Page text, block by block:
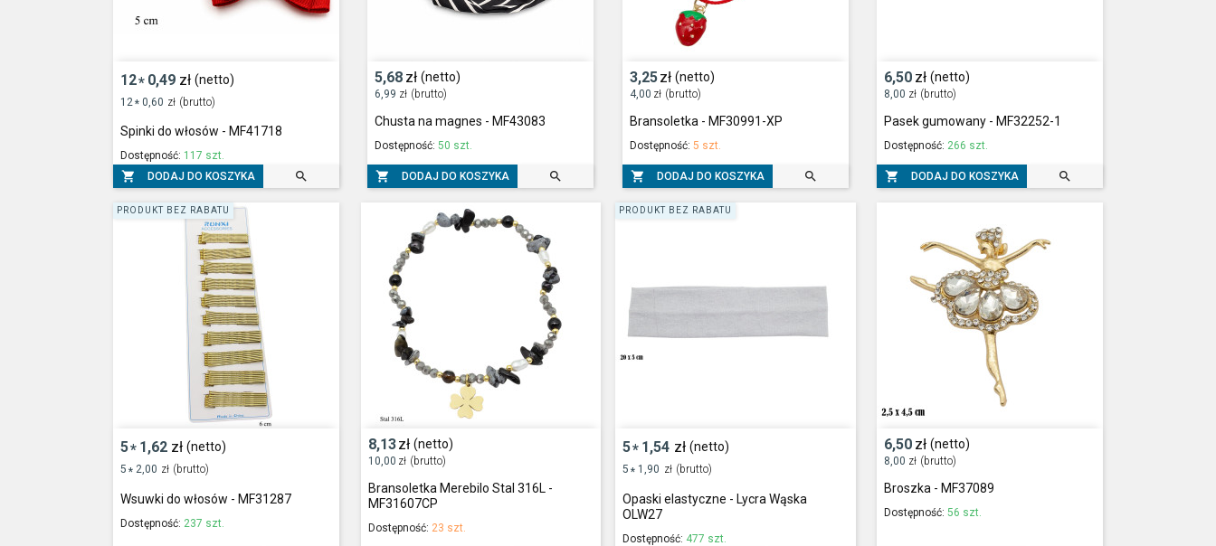
12* 0,49 zł (netto)
12 * 0,60 zł (brutto)
Spinki do włosów - MF41718
Dostępność: 117 szt.
 DODAJ DO KOSZYKA 
5,68 zł (netto)
6,99 zł (brutto)
Chusta na magnes - MF43083
Dostępność:50 szt.
 DODAJ DO KOSZYKA 
3,25zł (netto)
4,00 zł (brutto)
Bransoletka - MF30991-XP
Dostępność: 5 szt.
 DODAJ DO KOSZYKA 
6,50 zł (netto)
8,00 zł (brutto)
Pasek gumowany - MF32252-1
Dostępność: 266 szt.
 DODAJ DO KOSZYKA 
5* 1,62 zł (netto)
5 * 2,00 zł (brutto)
Wsuwki do włosów - MF31287
Dostępność: 237 szt.
PRODUKT BEZ RABATU
8,13zł (netto)
10,00 zł (brutto)
Bransoletka Merebilo Stal 316L -
MF31607CP
Dostępność: 23 szt.
5* 1,54 zł (netto)
5 * 1,90 zł (brutto)
Opaski elastyczne - Lycra Wąska
OLW27
Dostępność: 477 szt.
PRODUKT BEZ RABATU
6,50 zł (netto)
8,00 zł (brutto)
Broszka - MF37089
Dostępność:56 szt.